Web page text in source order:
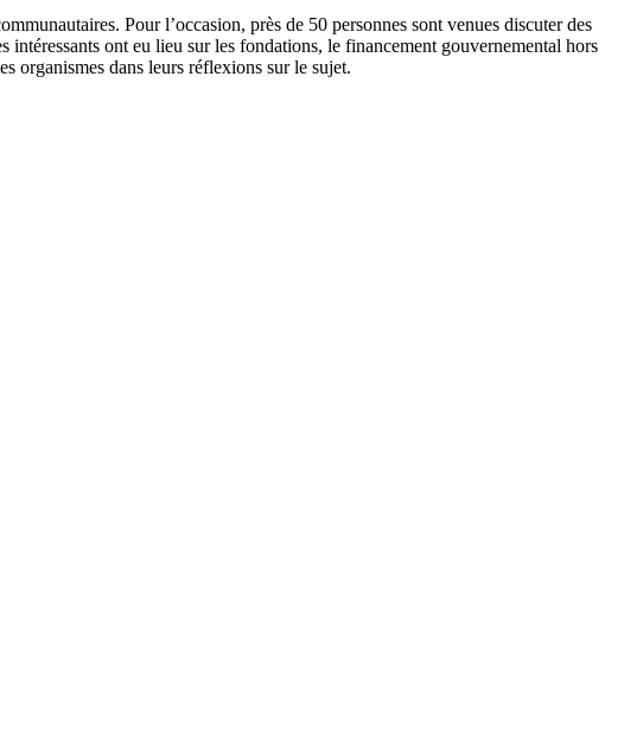
Pour l’occasion, près de 50 personnes sont venues discuter des
ont eu lieu sur les fondations, le financement gouvernemental hors
organismes dans leurs réflexions sur le sujet.